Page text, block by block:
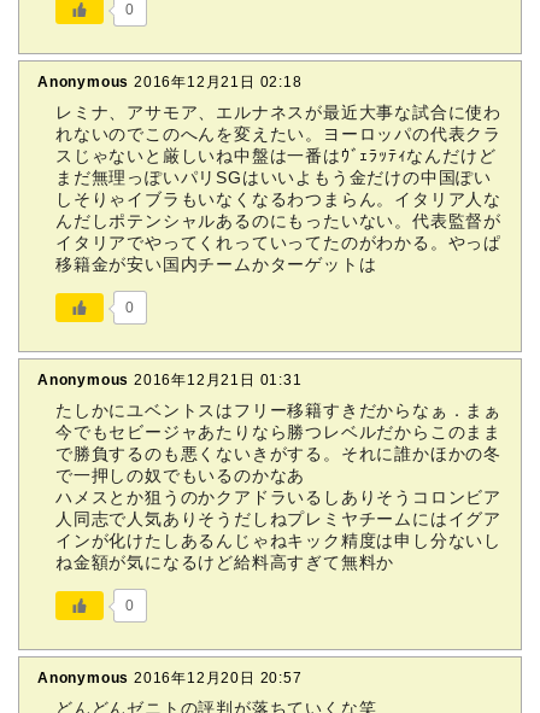
0
Anonymous 2016年12月21日 02:18
レミナ、アサモア、エルナネスが最近大事な試合に使わ
れないのでこのへんを変えたい。ヨーロッパの代表クラ
スじゃないと厳しいね中盤は一番はｳﾞｪﾗｯﾃｨなんだけど
まだ無理っぽいパリSGはいいよもう金だけの中国ぽい
しそりゃイブラもいなくなるわつまらん。イタリア人な
んだしポテンシャルあるのにもったいない。代表監督が
イタリアでやってくれっていってたのがわかる。やっぱ
移籍金が安い国内チームかターゲットは
0
Anonymous 2016年12月21日 01:31
たしかにユベントスはフリー移籍すきだからなぁ．まぁ
今でもセビージャあたりなら勝つレベルだからこのまま
で勝負するのも悪くないきがする。それに誰かほかの冬
で一押しの奴でもいるのかなあ
ハメスとか狙うのかクアドラいるしありそうコロンビア
人同志で人気ありそうだしねプレミヤチームにはイグア
インが化けたしあるんじゃねキック精度は申し分ないし
ね金額が気になるけど給料高すぎて無料か
0
Anonymous 2016年12月20日 20:57
どんどんゼニトの評判が落ちていくな笑